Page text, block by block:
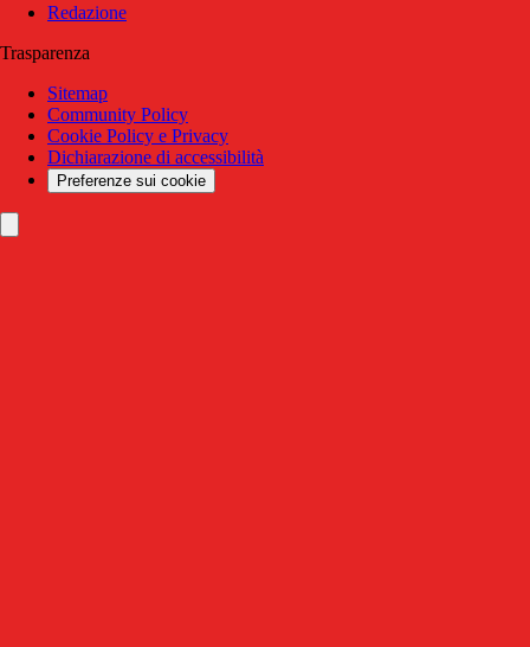
Redazione
Trasparenza
Sitemap
Community Policy
Cookie Policy e Privacy
Dichiarazione di accessibilità
Preferenze sui cookie